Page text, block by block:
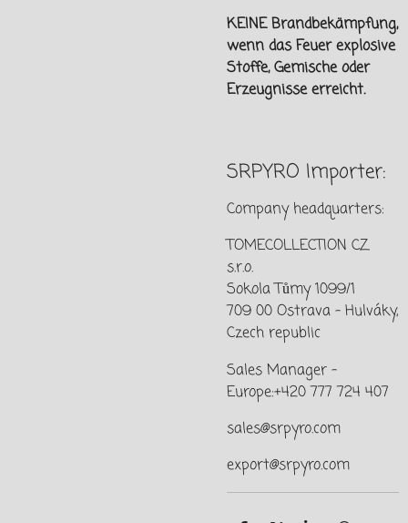
KEINE Brandbekämpfung,
wenn das Feuer explosive
Stoffe, Gemische oder
Erzeugnisse erreicht.
SRPYRO Importer:
Company headquarters:
TOMECOLLECTION CZ
s.r.o.
Sokola Tůmy 1099/1
709 00 Ostrava - Hulváky,
Czech republic
Sales Manager –
Europe:+420 777 724 407
sales@srpyro.com
export@srpyro.com